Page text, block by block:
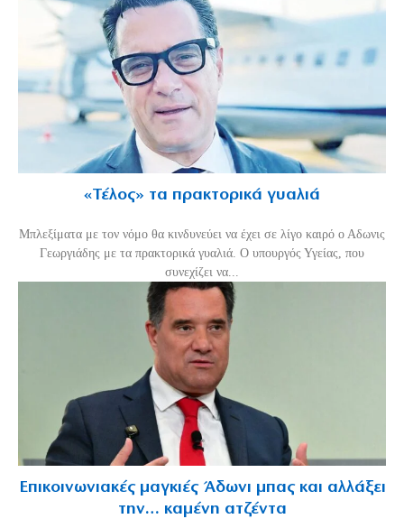
«Τέλος» τα πρακτορικά γυαλιά
Μπλεξίματα με τον νόμο θα κινδυνεύει να έχει σε λίγο καιρό ο Αδωνις
Γεωργιάδης με τα πρακτορικά γυαλιά. Ο υπουργός Υγείας, που
συνεχίζει να...
Επικοινωνιακές μαγκιές Άδωνι μπας και αλλάξει
την… καμένη ατζέντα